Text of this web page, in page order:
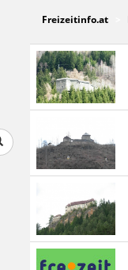
Freizeitinfo.at